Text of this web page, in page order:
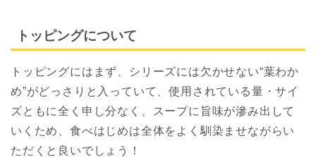
トッピングについて
トッピングにはまず、シリーズには欠かせない“葉わか
め”がどっさりと入っていて、使用されている量・サイ
ズともに全く申し分なく、スープに旨味が滲み出して
いくため、食べはじめは全体をよく馴染ませながらい
ただくと良いでしょう！